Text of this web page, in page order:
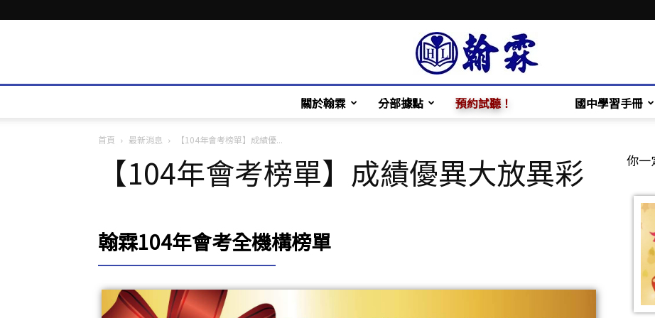
關於翰霖 分部據點 預約試聽！ 國中學習手冊
首頁 最新消息 【104年會考榜單】成績優...
【104年會考榜單】成績優異大放異彩
翰霖104年會考全機構榜單
你一